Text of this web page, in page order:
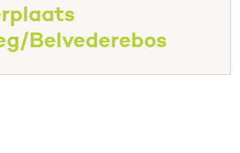
Belvederebos